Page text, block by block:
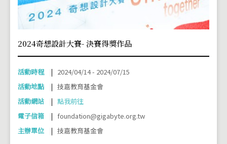
2024奇想設計大賽- 決賽得獎作品
活動時程
2024/04/14 - 2024/07/15
活動地點
技嘉教育基金會
活動網站
點我前往
電子信箱
foundation@gigabyte.org.tw
主辦單位
技嘉教育基金會